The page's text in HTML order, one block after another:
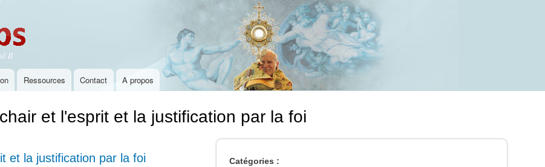
II
Ressources Contact A propos
et l'esprit et la justification par la foi
et la justification par la foi
Catégories :